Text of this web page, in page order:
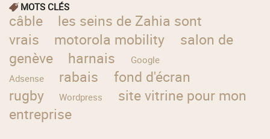
MOTS CLÉS
câble
les seins de Zahia sont
vrais
motorola mobility
salon de
genève
harnais
Google
Adsense
rabais
fond d'écran
rugby
Wordpress
site vitrine pour mon
entreprise